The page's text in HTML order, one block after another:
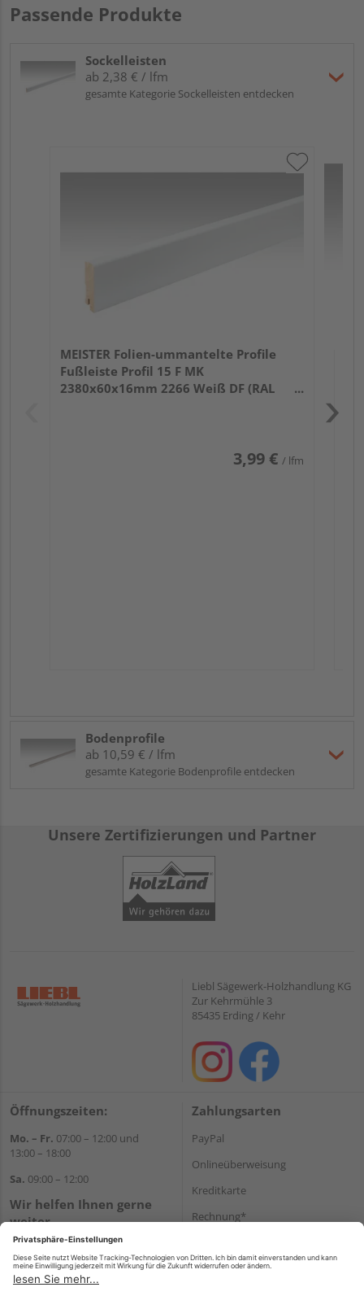
Passende Produkte
Sockelleisten
ab 2,38 € / lfm
gesamte Kategorie Sockelleisten entdecken
MEISTER Folien-ummantelte Profile
Fußleiste Profil 15 F MK
2380x60x16mm 2266 Weiß DF (RAL
3,99 € / lfm
Bodenprofile
ab 10,59 € / lfm
gesamte Kategorie Bodenprofile entdecken
Unsere Zertifizierungen und Partner
Liebl Sägewerk-Holzhandlung KG
Zur Kehrmühle 3
85435 Erding / Kehr
Öffnungszeiten:
Mo. – Fr. 07:00 – 12:00 und
13:00 – 18:00
Sa. 09:00 – 12:00
Wir helfen Ihnen gerne
weiter
Tel.:+49 8122 14197
E-Mail:vertrieb@holz-liebl.de
Zahlungsarten
PayPal
Onlineüberweisung
Kreditkarte
Rechnung*
Versand